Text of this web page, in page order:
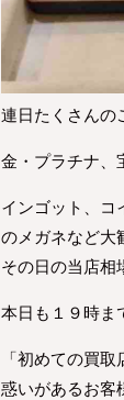
連日たくさんの
金・プラチナ、
インゴット、コ
のメガネなど大
その日の当店相
本日も１９時ま
「初めての買
惑いがあるお客